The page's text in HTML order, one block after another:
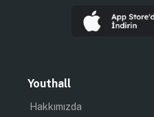
Youthall
Hakkımızda